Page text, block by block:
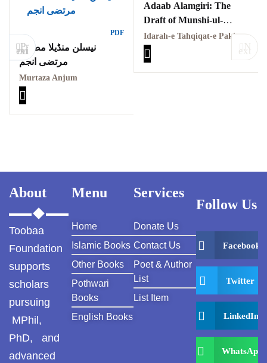
Pr
evious
PDF
نیسلن منڈیلا مصنف
مرتضی انجم
Murtaza Anjum
Adaab Alamgiri: The
Draft of Munshi-ul-
Mamalik Sheikh Abul
Fatah Qabil Khan آداب
عالمگیری مصنف صادق
N
ext
About
Toobaa
Foundation
supports
scholars
pursuing
MPhil,
PhD, and
advanced
Menu
Home
Islamic Books
Other Books
Pothwari
Books
English Books
Services
Donate Us
Contact Us
Poet & Author
List
List Item
Follow Us
Facebook
Twitter
LinkedIn
WhatsApp